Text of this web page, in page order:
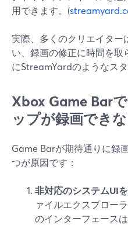
用できます。(
実際、多くのクリエイタ
い、録画の修正に時間を
にStreamYardのようなス
Xbox Game Bar
ップが録画でき
Game Barが期待通りに録
つが原因です：
非対応のシステムUI
ァイルエクスプロー
のインターフェース